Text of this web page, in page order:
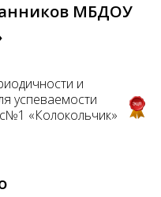
МБДОУ
и
успеваемости
«Колокольчик»